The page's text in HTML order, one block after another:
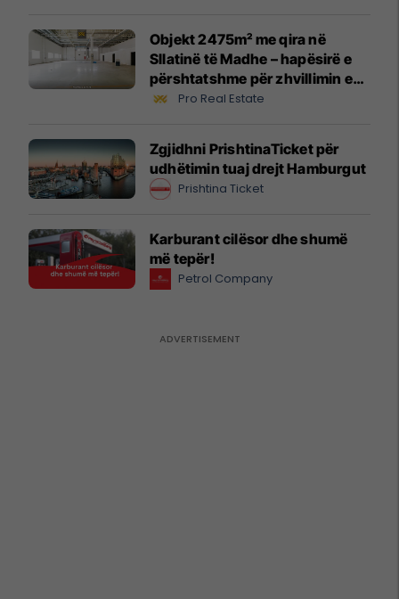
Objekt 2475m² me qira në
Sllatinë të Madhe – hapësirë e
përshtatshme për zhvillimin e
biznesit #16068
Pro Real Estate
Zgjidhni PrishtinaTicket për
udhëtimin tuaj drejt Hamburgut
Prishtina Ticket
Karburant cilësor dhe shumë
më tepër!
Petrol Company